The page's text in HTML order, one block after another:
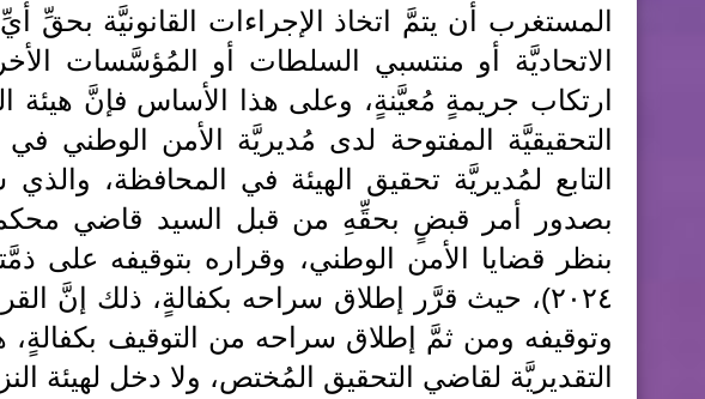
المستغرب أن يتمَّ اتخاذ الإجراءات القانونيَّة بحقِّ
الاتحاديَّة أو منتسبي السلطات أو المُؤسَّسات
ارتكاب جريمةٍ مُعيَّنةٍ، وعلى هذا الأساس فإنَّ هيئة
التحقيقيَّة المفتوحة لدى مُديريَّة الأمن الوطني
التابع لمُديريَّة تحقيق الهيئة في المحافظة،
بصدور أمر قبضٍ بحقِّهِ من قبل السيد قاضي محكمة
٢٠٢٤)، حيث قرَّر إطلاق سراحه بكفالةٍ، ذلك إنَّ
وتوقيفه ومن ثمَّ إطلاق سراحه من التوقيف
التقديريَّة لقاضي التحقيق المُختص، ولا دخل لهيئة